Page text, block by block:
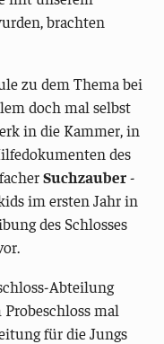
brachten
zu dem Thema bei
doch mal selbst
in die Kammer, in
des
Suchzauber-
im ersten Jahr in
des Schlosses
Abteilung
Probeschloss mal
für die Jungs